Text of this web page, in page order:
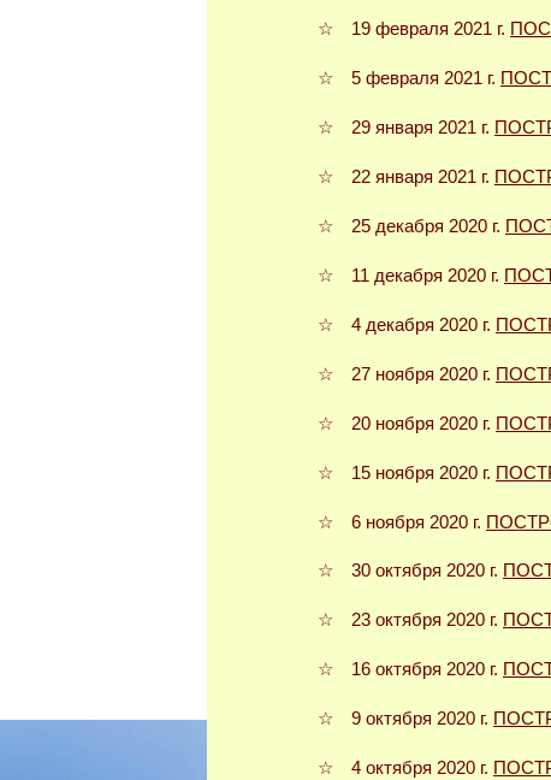
☆ 19 февраля 2021 г.
☆ 5 февраля 2021 г.
☆ 29 января 2021 г.
☆ 22 января 2021 г.
☆ 25 декабря 2020 г.
☆ 11 декабря 2020 г.
☆ 4 декабря 2020 г.
☆ 27 ноября 2020 г.
☆ 20 ноября 2020 г.
☆ 15 ноября 2020 г.
☆ 6 ноября 2020 г.
☆ 30 октября 2020 г.
☆ 23 октября 2020 г.
☆ 16 октября 2020 г.
☆ 9 октября 2020 г.
☆ 4 октября 2020 г.